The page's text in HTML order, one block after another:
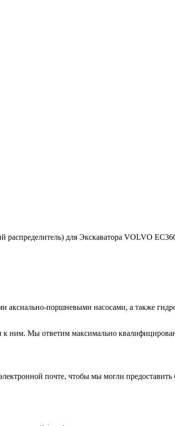
распределитель) для Экскаватора VOLVO
поршневыми насосами, а также
к ним. Мы ответим максимально
почте, чтобы мы могли